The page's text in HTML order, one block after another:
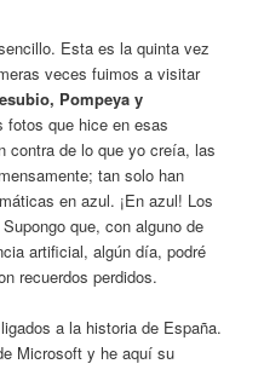
Esta es la quinta vez
veces fuimos a visitar
Pompeya y
fotos que hice en esas
contra de lo que yo creía, las
tan solo han
en azul. ¡En azul! Los
que, con alguno de
artificial, algún día, podré
recuerdos perdidos.
a la historia de España.
Microsoft y he aquí su